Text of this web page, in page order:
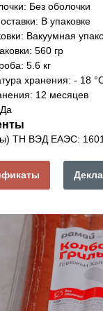
Без оболочки
В упаковке
Вакуумная
560 гр
5.6 кг
хранения: - 18
12 месяцев
ТН ВЭД ЕАЭС: